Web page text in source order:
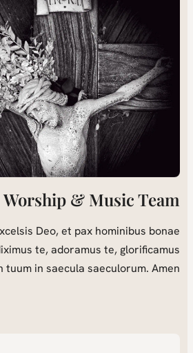
Worship & Music Team
Deo, et pax hominibus bonae
te, adoramus te, glorificamus
tuum in saecula saeculorum. Amen.